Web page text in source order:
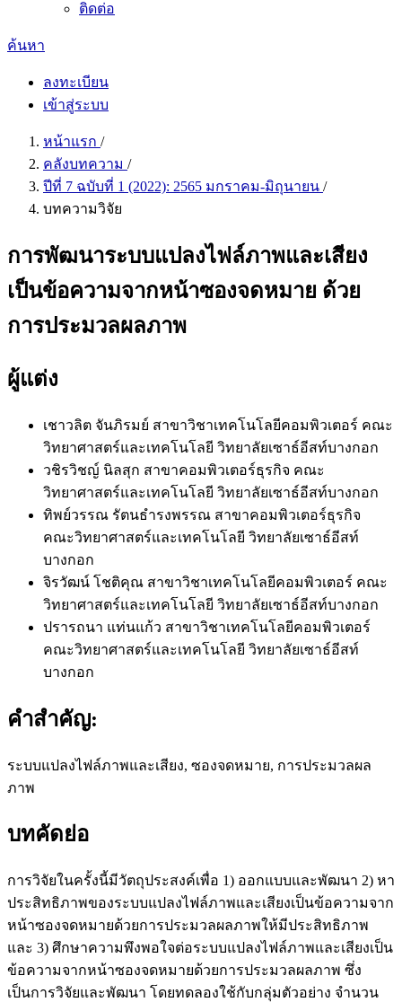
ติดต่อ
ค้นหา
ลงทะเบียน
เข้าสู่ระบบ
หน้าแรก /
คลังบทความ /
ปีที่ 7 ฉบับที่ 1 (2022): 2565 มกราคม-มิถุนายน /
บทความวิจัย
การพัฒนาระบบแปลงไฟล์ภาพและเสียง
เป็นข้อความจากหน้าซองจดหมาย ด้วย
การประมวลผลภาพ
ผู้แต่ง
เชาวลิต จันภิรมย์ สาขาวิชาเทคโนโลยีคอมพิวเตอร์ คณะ
วิทยาศาสตร์และเทคโนโลยี วิทยาลัยเซาธ์อีสท์บางกอก
วชิรวิชญ์ นิลสุก สาขาคอมพิวเตอร์ธุรกิจ คณะ
วิทยาศาสตร์และเทคโนโลยี วิทยาลัยเซาธ์อีสท์บางกอก
ทิพย์วรรณ รัตนธำรงพรรณ สาขาคอมพิวเตอร์ธุรกิจ
คณะวิทยาศาสตร์และเทคโนโลยี วิทยาลัยเซาธ์อีสท์
บางกอก
จิรวัฒน์ โชติคุณ สาขาวิชาเทคโนโลยีคอมพิวเตอร์ คณะ
วิทยาศาสตร์และเทคโนโลยี วิทยาลัยเซาธ์อีสท์บางกอก
ปรารถนา แท่นแก้ว สาขาวิชาเทคโนโลยีคอมพิวเตอร์
คณะวิทยาศาสตร์และเทคโนโลยี วิทยาลัยเซาธ์อีสท์
บางกอก
คำสำคัญ:
ระบบแปลงไฟล์ภาพและเสียง, ซองจดหมาย, การประมวลผล
ภาพ
บทคัดย่อ
การวิจัยในครั้งนี้มีวัตถุประสงค์เพื่อ 1) ออกแบบและพัฒนา 2) หา
ประสิทธิภาพของระบบแปลงไฟล์ภาพและเสียงเป็นข้อความจาก
หน้าซองจดหมายด้วยการประมวลผลภาพให้มีประสิทธิภาพ
และ 3) ศึกษาความพึงพอใจต่อระบบแปลงไฟล์ภาพและเสียงเป็น
ข้อความจากหน้าซองจดหมายด้วยการประมวลผลภาพ ซึ่ง
เป็นการวิจัยและพัฒนา โดยทดลองใช้กับกลุ่มตัวอย่าง จำนวน